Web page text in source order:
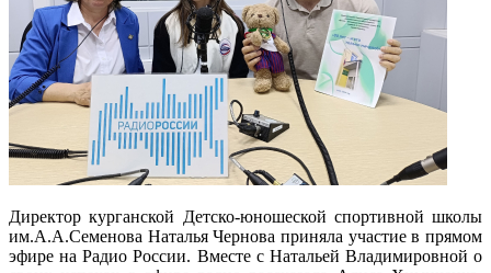
Директор курганской Детско-юношеской спортивной школы
им.А.А.Семенова Наталья Чернова приняла участие в прямом
эфире на Радио России. Вместе с Натальей Владимировной о